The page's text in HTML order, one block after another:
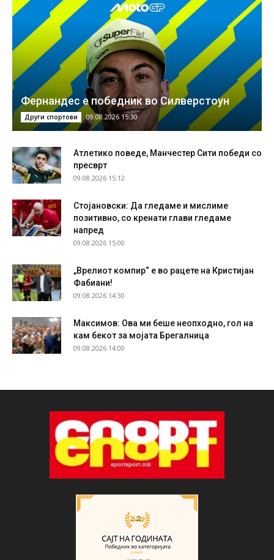
Фернандес е победник во Силверстоун
Други спортови 09.08.2026 15:30
Атлетико поведе, Манчестер Сити победи со
пресврт
09.08.2026 15:12
Стојановски: Да гледаме и мислиме
позитивно, со кренати глави гледаме
напред
09.08.2026 15:00
„Врелиот компир“ е во рацете на Кристијан
Фабиани!
09.08.2026 14:30
Максимов: Ова ми беше неопходно, гол на
кам бекот за мојата Брегалница
09.08.2026 14:00